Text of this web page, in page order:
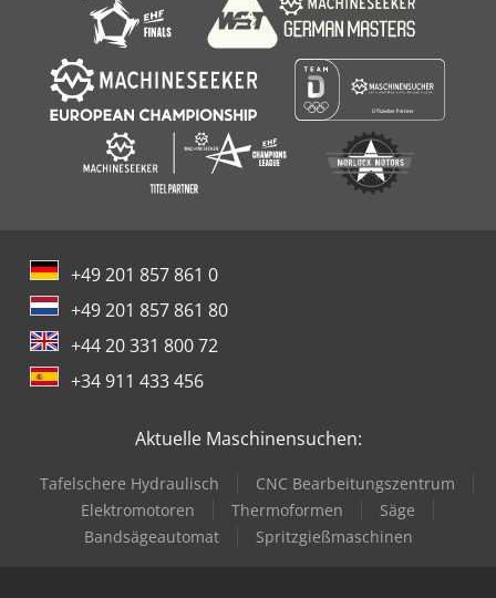
+49 201 857 861 0
+49 201 857 861 80
+44 20 331 800 72
+34 911 433 456
Aktuelle Maschinensuchen:
Tafelschere Hydraulisch
CNC Bearbeitungszentrum
Elektromotoren
Thermoformen
Säge
Bandsägeautomat
Spritzgießmaschinen